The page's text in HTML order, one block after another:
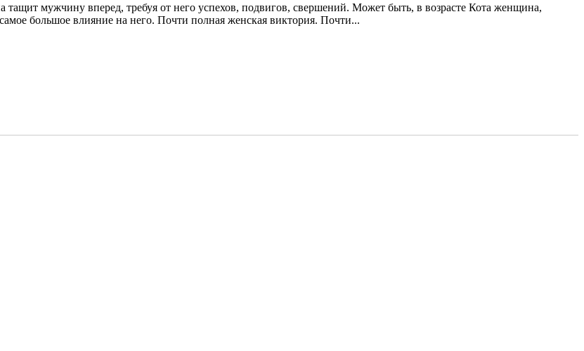
мужчину вперед, требуя от него успехов, подвигов, свершений. Может быть, в возрасте Кота женщина,
большое влияние на него. Почти полная женская виктория. Почти...